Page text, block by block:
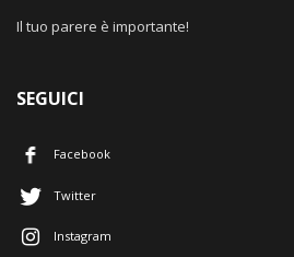
Il tuo parere è importante!
SEGUICI
Facebook
Twitter
Instagram